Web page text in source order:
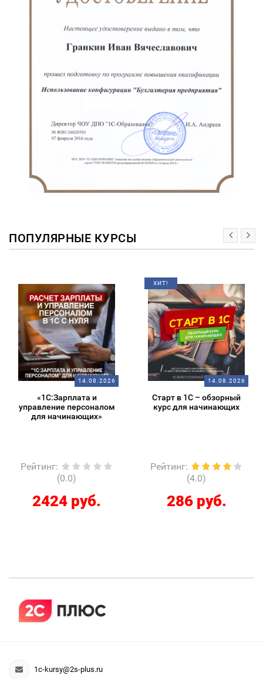
ПОПУЛЯРНЫЕ КУРСЫ
14.08.2026
«1С:Зарплата и
управление персоналом
для начинающих»
Рейтинг:
(0.0)
2424 руб.
ХИТ!
14.08.2026
Старт в 1С – обзорный
курс для начинающих
Рейтинг:
(4.0)
286 руб.
1c-kursy@2s-plus.ru